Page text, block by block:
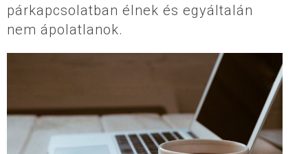
párkapcsolatban élnek és egyáltalán
nem ápolatlanok.